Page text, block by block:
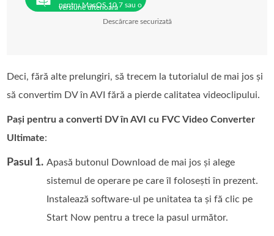
pentru MacOS 10.7 sau o
versiune ulterioară
Descărcare securizată
Deci, fără alte prelungiri, să trecem la tutorialul de mai jos și
să convertim DV în AVI fără a pierde calitatea videoclipului.
Pași pentru a converti DV în AVI cu FVC Video Converter
Ultimate:
Pasul 1. Apasă butonul Download de mai jos și alege
sistemul de operare pe care îl folosești în prezent.
Instalează software‑ul pe unitatea ta și fă clic pe
Start Now pentru a trece la pasul următor.